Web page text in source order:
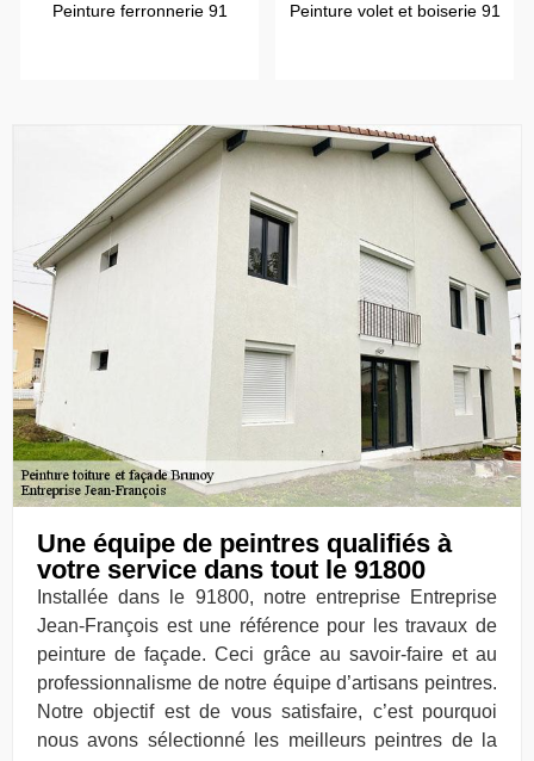
Peinture ferronnerie 91 Peinture volet et boiserie 91
Une équipe de peintres qualifiés à
votre service dans tout le 91800
Installée dans le 91800, notre entreprise Entreprise
Jean-François est une référence pour les travaux de
peinture de façade. Ceci grâce au savoir-faire et au
professionnalisme de notre équipe d’artisans peintres.
Notre objectif est de vous satisfaire, c’est pourquoi
nous avons sélectionné les meilleurs peintres de la